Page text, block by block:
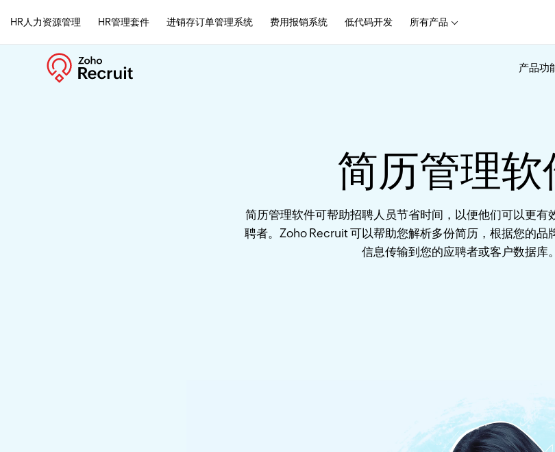
HR人力资源管理 HR管理套件 进销存订单管理系统 费用报销系统 低代码开发 所有产品
产品功
简历管理软
简历管理软件可帮助招聘人员节省时间，以便他们可以更有
聘者。Zoho Recruit 可以帮助您解析多份简历，根据您的品
信息传输到您的应聘者或客户数据库。